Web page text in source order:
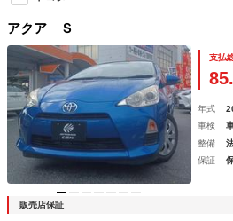
アクア Ｓ
支払
85.
年式
車検
整備
保証
販売店保証